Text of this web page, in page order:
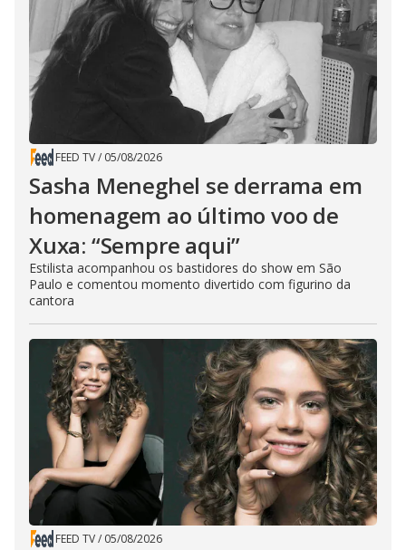
FEED TV/ 05/08/2026
Sasha Meneghel se derrama em
homenagem ao último voo de
Xuxa: “Sempre aqui”
Estilista acompanhou os bastidores do show em São
Paulo e comentou momento divertido com figurino da
cantora
FEED TV/ 05/08/2026